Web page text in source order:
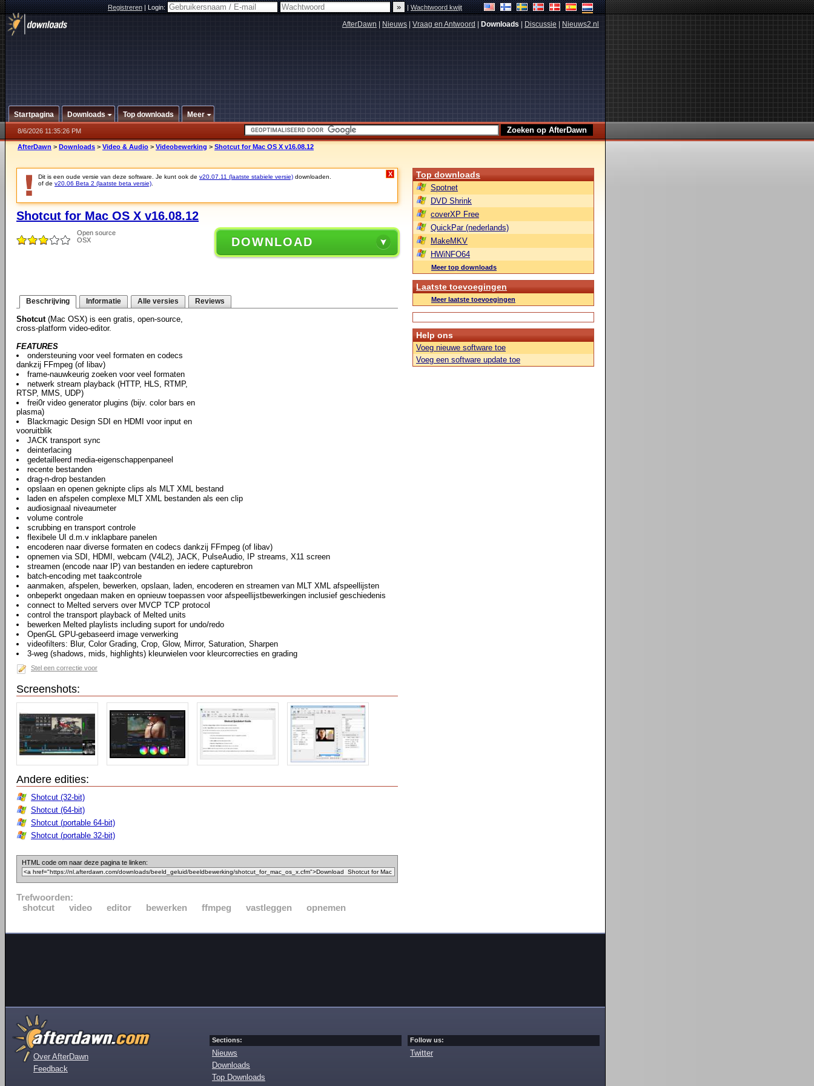
Registreren|Login: |Wachtwoord kwijt
AfterDawn Nieuws Vraag en Antwoord Downloads Discussie Nieuws2.nl
Startpagina Downloads Top downloads Meer
8/6/2026 11:35:26 PM
AfterDawn > Downloads > Video & Audio > Videobewerking > Shotcut for Mac OS X v16.08.12
Dit is een oude versie van deze software. Je kunt ook de v20.07.11 (laatste stabiele versie) downloaden.
of de v20.06 Beta 2 (laatste beta versie)
X
Shotcut for Mac OS X v16.08.12
Open source
OSX
DOWNLOAD
Beschrijving Informatie Alle versies Reviews
Shotcut(Mac OSX) is een gratis, open-source,
cross-platform video-editor.
FEATURES
ondersteuning voor veel formaten en codecs
dankzij FFmpeg (of libav)
frame-nauwkeurig zoeken voor veel formaten
netwerk stream playback (HTTP, HLS, RTMP,
RTSP, MMS, UDP)
frei0r video generator plugins (bijv. color bars en
plasma)
Blackmagic Design SDI en HDMI voor input en
vooruitblik
JACK transport sync
deinterlacing
gedetailleerd media-eigenschappenpaneel
recente bestanden
drag-n-drop bestanden
opslaan en openen geknipte clips als MLT XML bestand
laden en afspelen complexe MLT XML bestanden als een clip
audiosignaal niveaumeter
volume controle
scrubbing en transport controle
flexibele UI d.m.v inklapbare panelen
encoderen naar diverse formaten en codecs dankzij FFmpeg (of libav)
opnemen via SDI, HDMI, webcam (V4L2), JACK, PulseAudio, IP streams, X11 screen
streamen (encode naar IP) van bestanden en iedere capturebron
batch-encoding met taakcontrole
aanmaken, afspelen, bewerken, opslaan, laden, encoderen en streamen van MLT XML afspeellijsten
onbeperkt ongedaan maken en opnieuw toepassen voor afspeellijstbewerkingen inclusief geschiedenis
connect to Melted servers over MVCP TCP protocol
control the transport playback of Melted units
bewerken Melted playlists including suport for undo/redo
OpenGL GPU-gebaseerd image verwerking
videofilters: Blur, Color Grading, Crop, Glow, Mirror, Saturation, Sharpen
3-weg (shadows, mids, highlights) kleurwielen voor kleurcorrecties en grading
Stel een correctie voor
Screenshots:
Andere edities:
Shotcut (32-bit)
Shotcut (64-bit)
Shotcut (portable 64-bit)
Shotcut (portable 32-bit)
HTML code om naar deze pagina te linken:
Trefwoorden:
shotcut
video editor bewerken ffmpeg vastleggen opnemen
Top downloads
Spotnet
DVD Shrink
coverXP Free
QuickPar (nederlands)
MakeMKV
HWiNFO64
Meer top downloads
Laatste toevoegingen
Meer laatste toevoegingen
Help ons
Voeg nieuwe software toe
Voeg een software update toe
Over AfterDawn
Feedback
Sections:
Nieuws
Downloads
Top Downloads
Follow us:
Twitter